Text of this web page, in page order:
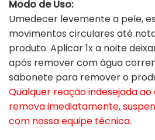
Modo de Uso:
Umedecer levemente a pele,
movimentos circulares até
produto. Aplicar 1x a noite
após remover com água
sabonete para remover o
Qualquer reação indesejada
remova imediatamente,
com nossa equipe técnica.